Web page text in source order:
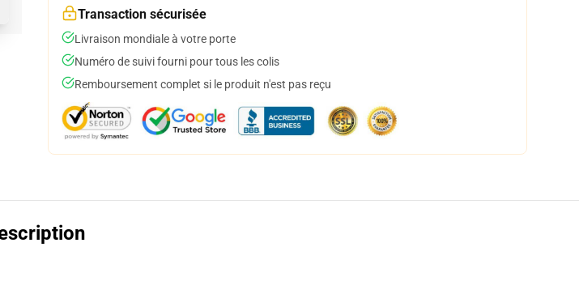
Transaction sécurisée
Livraison mondiale à votre porte
Numéro de suivi fourni pour tous les colis
Remboursement complet si le produit n'est pas reçu